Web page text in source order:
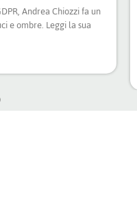
Andrea Chiozzi fa un
e ombre. Leggi la sua